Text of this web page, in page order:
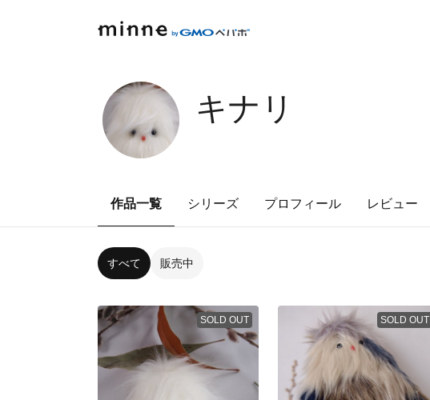
キナリ
作品一覧 シリーズ プロフィール レビュー
すべて 販売中
SOLD OUT SOLD OUT